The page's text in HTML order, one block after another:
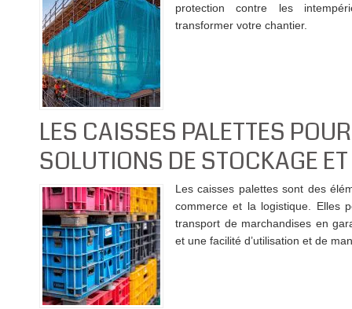
protection contre les
transformer votre chantier.
LES CAISSES PALETTES
SOLUTIONS DE STOCKAGE
Les caisses palettes sont des
commerce et la logistique. Elles
transport de marchandises en
et une facilité d’utilisation et de